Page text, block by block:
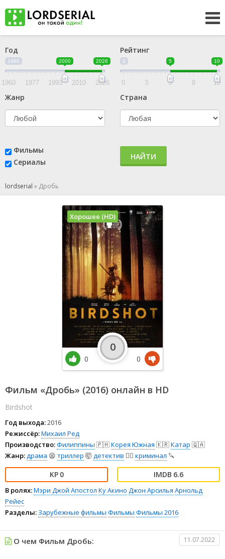
Год
1960 2000 2026
1960 1977 1993 2010 2026
Рейтинг
0 5 10
0 3 5 8 10
Жанр Страна
Фильмы
Сериалы
НАЙТИ
lordserial » Дробь
Фильм «Дробь» (2016) онлайн в HD
Birdshot
Год выхода:2016
Режиссёр:Михаил Ред
Производство:Филиппины 🇵🇭Корея Южная 🇰🇷Катар 🇶🇦
Жанр:драма 😫 триллер 🤯детектив 🕵️‍♂️ криминал 🔪
0 6.6
В ролях:Мэри Джой Апостол Ку Акино Джон Арсилья Арнольд
Рейес
Разделы: Зарубежные фильмы Фильмы Фильмы 2016
Хорошее (HD)
0
0
0
О чем Фильм Дробь: 11.07.2022